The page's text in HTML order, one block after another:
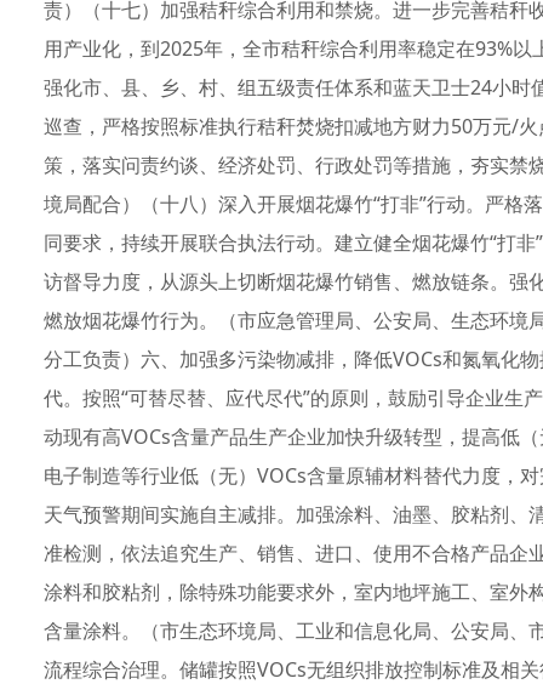
责）（十七）加强秸秆综合利用和禁烧。进一步完善秸秆
用产业化，到2025年，全市秸秆综合利用率稳定在93%
强化市、县、乡、村、组五级责任体系和蓝天卫士24小
巡查，严格按照标准执行秸秆焚烧扣减地方财力50万元/
策，落实问责约谈、经济处罚、行政处罚等措施，夯实
境局配合）（十八）深入开展烟花爆竹“打非”行动。严格
同要求，持续开展联合执法行动。建立健全烟花爆竹“打
访督导力度，从源头上切断烟花爆竹销售、燃放链条。
燃放烟花爆竹行为。（市应急管理局、公安局、生态环
分工负责）六、加强多污染物减排，降低VOCs和氮氧化
代。按照“可替尽替、应代尽代”的原则，鼓励引导企业生
动现有高VOCs含量产品生产企业加快升级转型，提高低
电子制造等行业低（无）VOCs含量原辅材料替代力度，
天气预警期间实施自主减排。加强涂料、油墨、胶粘剂、
准检测，依法追究生产、销售、进口、使用不合格产品
涂料和胶粘剂，除特殊功能要求外，室内地坪施工、室
含量涂料。（市生态环境局、工业和信息化局、公安局
流程综合治理。储罐按照VOCs无组织排放控制标准及相